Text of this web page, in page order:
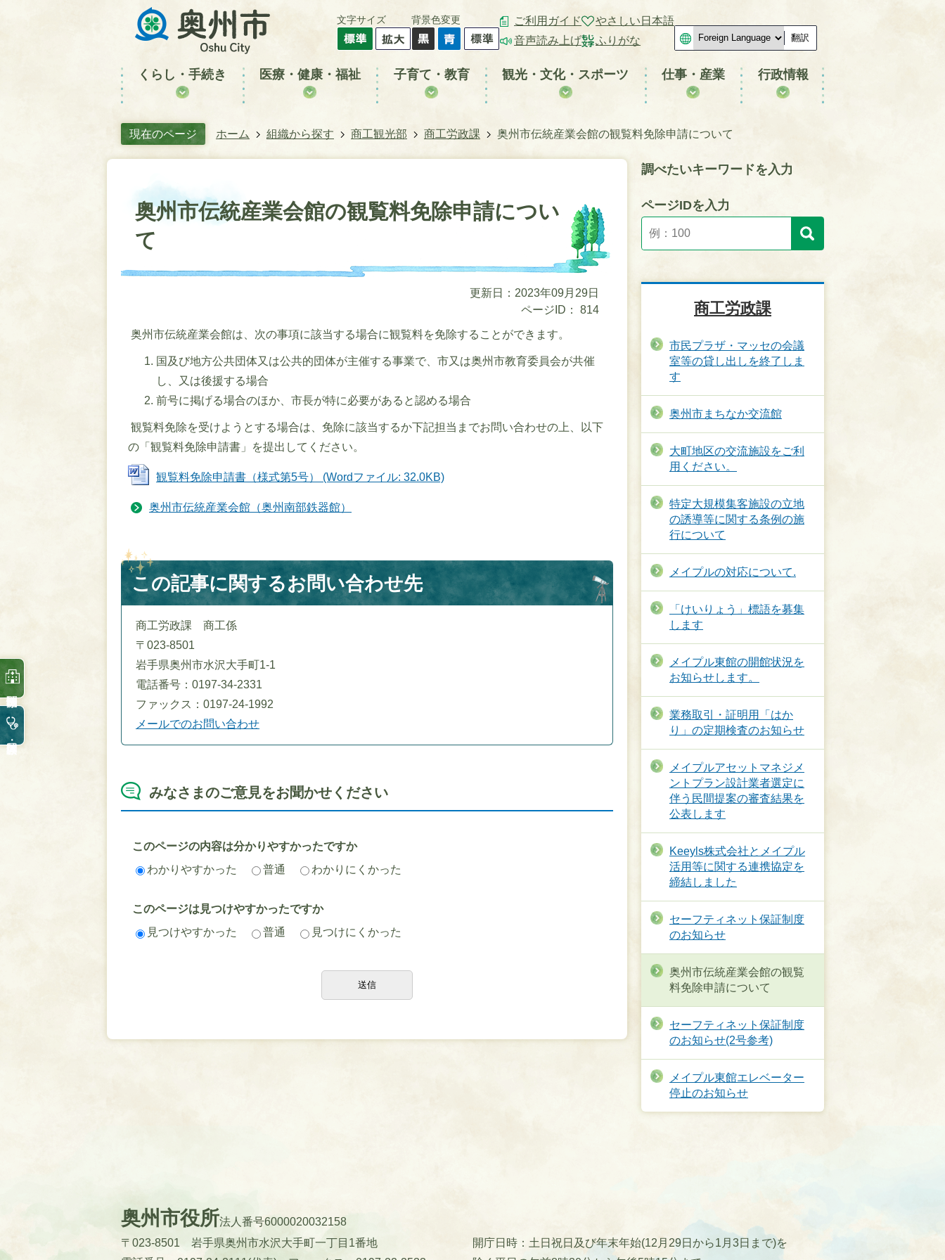
文字サイズ 背景色変更
ご利用ガイド
音声読み上げ
やさしい日本語
ふりがな
翻訳
くらし・手続き 医療・健康・福祉 子育て・教育 観光・文化・スポーツ 仕事・産業 行政情報
現在のページ ホーム 組織から探す 商工観光部 商工労政課 奥州市伝統産業会館の観覧料免除申請について
奥州市伝統産業会館の観覧料免除申請につい
て
更新日：2023年09月29日
ページID：
814
奥州市伝統産業会館は、次の事項に該当する場合に観覧料を免除することができます。
国及び地方公共団体又は公共的団体が主催する事業で、市又は奥州市教育委員会が共催
し、又は後援する場合
前号に掲げる場合のほか、市長が特に必要があると認める場合
観覧料免除を受けようとする場合は、免除に該当するか下記担当までお問い合わせの上、以下
の「観覧料免除申請書」を提出してください。
観覧料免除申請書（様式第5号） (Wordファイル: 32.0KB)
奥州市伝統産業会館（奥州南部鉄器館）
この記事に関するお問い合わせ先
商工労政課 商工係
〒023-8501
岩手県奥州市水沢大手町1-1
電話番号：0197-34-2331
ファックス：0197-24-1992
メールでのお問い合わせ
みなさまのご意見をお聞かせください
このページの内容は分かりやすかったですか
わかりやすかった
普通 わかりにくかった
このページは見つけやすかったですか
見つけやすかった
普通 見つけにくかった
調べたいキーワードを入力
ページIDを入力
商工労政課
市民プラザ・マッセの会議
室等の貸し出しを終了しま
す
奥州市まちなか交流館
大町地区の交流施設をご利
用ください。
特定大規模集客施設の立地
の誘導等に関する条例の施
行について
メイプルの対応について.
「けいりょう」標語を募集
します
メイプル東館の開館状況を
お知らせします。
業務取引・証明用「はか
り」の定期検査のお知らせ
メイプルアセットマネジメ
ントプラン設計業者選定に
伴う民間提案の審査結果を
公表します
Keeyls株式会社とメイプル
活用等に関する連携協定を
締結しました
セーフティネット保証制度
のお知らせ
奥州市伝統産業会館の観覧
料免除申請について
セーフティネット保証制度
のお知らせ(2号参考)
メイプル東館エレベーター
停止のお知らせ
奥州市役所法人番号6000020032158
〒023-8501 岩手県奥州市水沢大手町一丁目1番地
開庁日時：土日祝日及び年末年始(12月29日から1月3日まで)を